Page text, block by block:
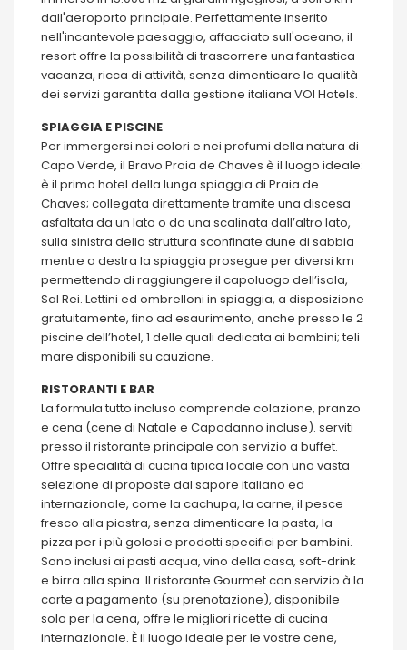
dall'aeroporto principale. Perfettamente inserito
nell'incantevole paesaggio, affacciato sull'oceano, il
resort offre la possibilità di trascorrere una fantastica
vacanza, ricca di attività, senza dimenticare la qualità
dei servizi garantita dalla gestione italiana VOI Hotels.
SPIAGGIA E PISCINE
Per immergersi nei colori e nei profumi della natura di
Capo Verde, il Bravo Praia de Chaves è il luogo ideale:
è il primo hotel della lunga spiaggia di Praia de
Chaves; collegata direttamente tramite una discesa
asfaltata da un lato o da una scalinata dall’altro lato,
sulla sinistra della struttura sconfinate dune di sabbia
mentre a destra la spiaggia prosegue per diversi km
permettendo di raggiungere il capoluogo dell’isola,
Sal Rei. Lettini ed ombrelloni in spiaggia, a disposizione
gratuitamente, fino ad esaurimento, anche presso le 2
piscine dell’hotel, 1 delle quali dedicata ai bambini; teli
mare disponibili su cauzione.
RISTORANTI E BAR
La formula tutto incluso comprende colazione, pranzo
e cena (cene di Natale e Capodanno incluse). serviti
presso il ristorante principale con servizio a buffet.
Offre specialità di cucina tipica locale con una vasta
selezione di proposte dal sapore italiano ed
internazionale, come la cachupa, la carne, il pesce
fresco alla piastra, senza dimenticare la pasta, la
pizza per i più golosi e prodotti specifici per bambini.
Sono inclusi ai pasti acqua, vino della casa, soft-drink
e birra alla spina. Il ristorante Gourmet con servizio à la
carte a pagamento (su prenotazione), disponibile
solo per la cena, offre le migliori ricette di cucina
internazionale. È il luogo ideale per le vostre cene,